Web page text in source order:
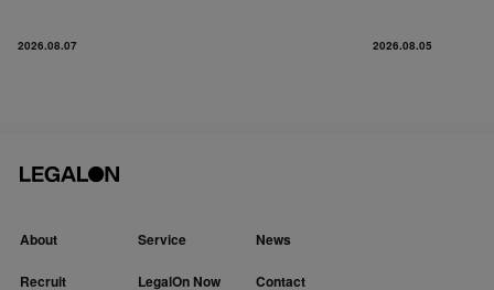
2026.08.07 2026.08.05
About Service News
Recruit LegalOn Now Contact